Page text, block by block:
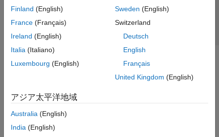
Finland (English)
France (Français)
Ireland (English)
Italia (Italiano)
Luxembourg (English)
Sweden (English)
Switzerland
Deutsch
English
Français
United Kingdom (English)
アジア太平洋地域
Australia (English)
India (English)